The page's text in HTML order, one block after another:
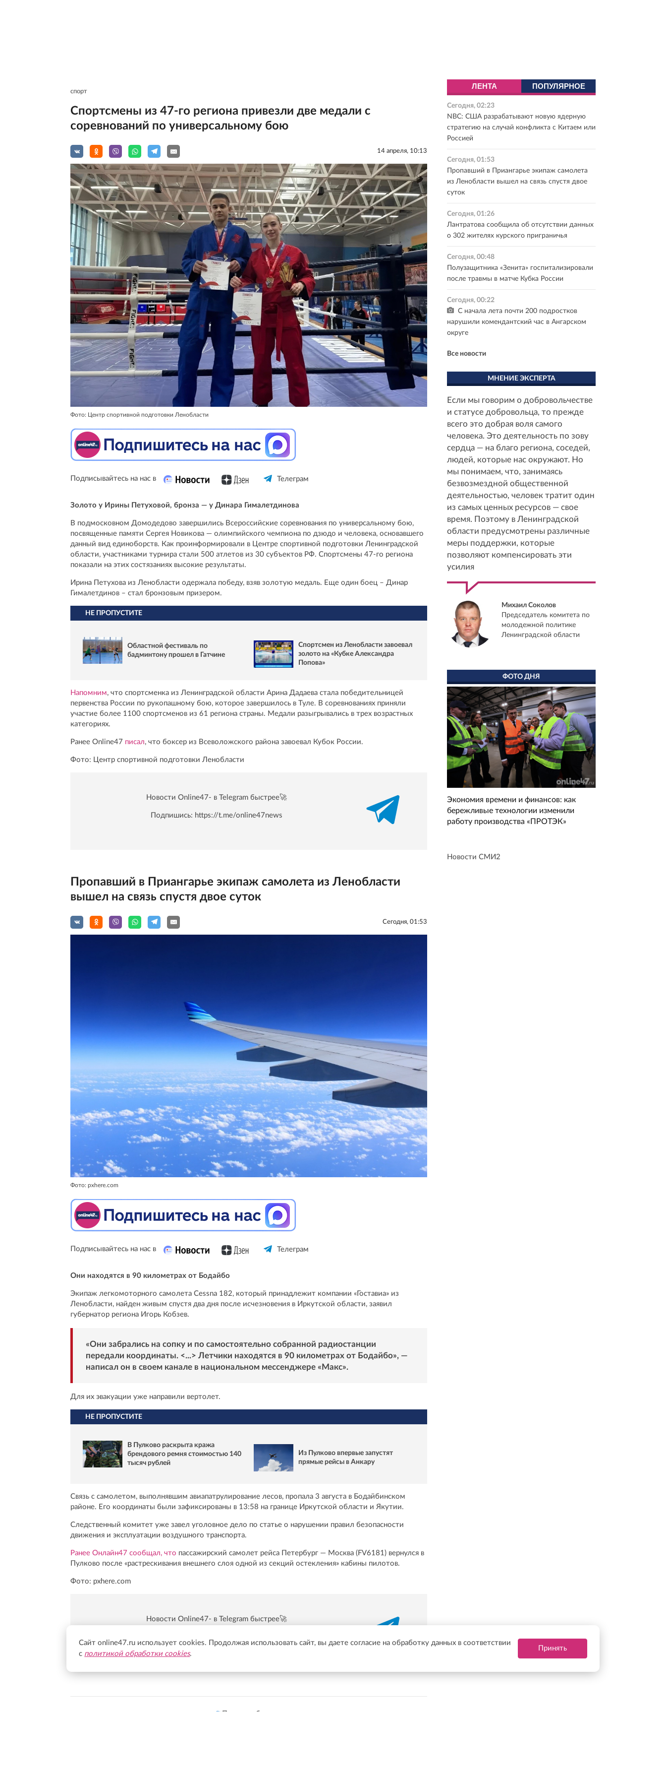
спорт
Спортсмены из 47-го региона привезли две медали с
соревнований по универсальному бою
14 апреля, 10:13
Фото: Центр спортивной подготовки Ленобласти
Подписывайтесь на нас в Телеграм
Золото у Ирины Петуховой, бронза — у Динара Гималетдинова
В подмосковном Домодедово завершились Всероссийские соревнования по универсальному бою,
посвященные памяти Сергея Новикова — олимпийского чемпиона по дзюдо и человека, основавшего
данный вид единоборств. Как проинформировали в Центре спортивной подготовки Ленинградской
области, участниками турнира стали 500 атлетов из 30 субъектов РФ. Спортсмены 47-го региона
показали на этих состязаниях высокие результаты.
Ирина Петухова из Ленобласти одержала победу, взяв золотую медаль. Еще один боец – Динар
Гималетдинов – стал бронзовым призером.
НЕ ПРОПУСТИТЕ
Областной фестиваль по
бадминтону прошел в Гатчине
Спортсмен из Ленобласти завоевал
золото на «Кубке Александра
Попова»
Напомним, что спортсменка из Ленинградской области Арина Дадаева стала победительницей
первенства России по рукопашному бою, которое завершилось в Туле. В соревнованиях приняли
участие более 1100 спортсменов из 61 региона страны. Медали разыгрывались в трех возрастных
категориях.
Ранее Online47 писал, что боксер из Всеволожского района завоевал Кубок России.
Фото: Центр спортивной подготовки Ленобласти
Новости Online47- в Telegram быстрее🚀
Подпишись: https://t.me/online47news
Пропавший в Приангарье экипаж самолета из Ленобласти
вышел на связь спустя двое суток
Сегодня, 01:53
Фото: pxhere.com
Подписывайтесь на нас в Телеграм
Они находятся в 90 километрах от Бодайбо
Экипаж легкомоторного самолета Cessna 182, который принадлежит компании «Гоставиа» из
Ленобласти, найден живым спустя два дня после исчезновения в Иркутской области, заявил
губернатор региона Игорь Кобзев.
«Они забрались на сопку и по самостоятельно собранной радиостанции
передали координаты. <...> Летчики находятся в 90 километрах от Бодайбо», —
написал он в своем канале в национальном мессенджере « Макс».
Для их эвакуации уже направили вертолет.
НЕ ПРОПУСТИТЕ
В Пулково раскрыта кража
брендового ремня стоимостью 140
тысяч рублей
Из Пулково впервые запустят
прямые рейсы в Анкару
Связь с самолетом, выполнявшим авиапатрулирование лесов, пропала 3 августа в Бодайбинском
районе. Его координаты были зафиксированы в 13:58 на границе Иркутской области и Якутии.
Следственный комитет уже завел уголовное дело по статье о нарушении правил безопасности
движения и эксплуатации воздушного транспорта.
Ранее Онлайн47 сообщал, что пассажирский самолет рейса Петербург — Москва (FV6181) вернулся в
Пулково после «растрескивания внешнего слоя одной из секций остекления» кабины пилотов.
Фото: pxhere.com
Новости Online47- в Telegram быстрее🚀
Показать больше
ЛЕНТА ПОПУЛЯРНОЕ
Сегодня, 02:23
NBC: США разрабатывают новую ядерную
стратегию на случай конфликта с Китаем или
Россией
Сегодня, 01:53
Пропавший в Приангарье экипаж самолета
из Ленобласти вышел на связь спустя двое
суток
Сегодня, 01:26
Лантратова сообщила об отсутствии данных
о 302 жителях курского приграничья
Сегодня, 00:48
Полузащитника «Зенита» госпитализировали
после травмы в матче Кубка России
Сегодня, 00:22
С начала лета почти 200 подростков
нарушили комендантский час в Ангарском
округе
Все новости
МНЕНИЕ ЭКСПЕРТА
Если мы говорим о добровольчестве
и статусе добровольца, то прежде
всего это добрая воля самого
человека. Это деятельность по зову
сердца — на благо региона, соседей,
людей, которые нас окружают. Но
мы понимаем, что, занимаясь
безвозмездной общественной
деятельностью, человек тратит один
из самых ценных ресурсов — свое
время. Поэтому в Ленинградской
области предусмотрены различные
меры поддержки, которые
позволяют компенсировать эти
усилия
Михаил Соколов
Председатель комитета по
молодежной политике
Ленинградской области
ФОТО ДНЯ
Экономия времени и финансов: как
бережливые технологии изменили
работу производства «ПРОТЭК»
Новости СМИ2
Сайт online47.ru использует cookies. Продолжая использовать сайт, вы даете согласие на обработку данных в соответствии
с политикой обработки cookies.
Принять